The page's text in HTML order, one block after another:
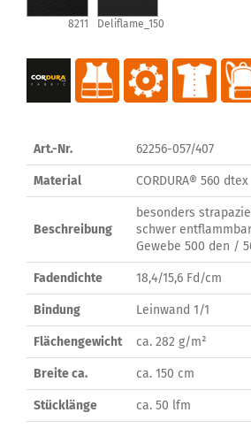
8211 Deliflame_150
Art.-Nr. 62256-057/407
Material CORDURA® 560 dtex
Beschreibung
besonders
schwer
Gewebe 500 den /
Fadendichte 18,4/15,6 Fd/cm
Bindung Leinwand 1/1
Flächengewicht ca. 282 g/m²
Breite ca. ca. 150 cm
Stücklänge ca. 50 lfm